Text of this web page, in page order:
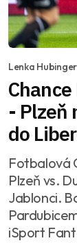
Lenka
- Plzeň
do
Fotbalová
Plzeň vs.
Jablonci.
iSport